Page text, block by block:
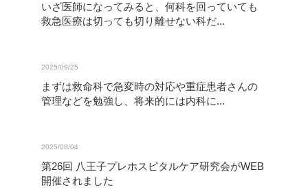
いざ医師になってみると、何科を回っていても
救急医療は切っても切り離せない科だ...
2025/09/25
まずは救命科で急変時の対応や重症患者さんの
管理などを勉強し、将来的には内科に...
2025/08/04
第26回 八王子プレホスピタルケア研究会がWEB
開催されました